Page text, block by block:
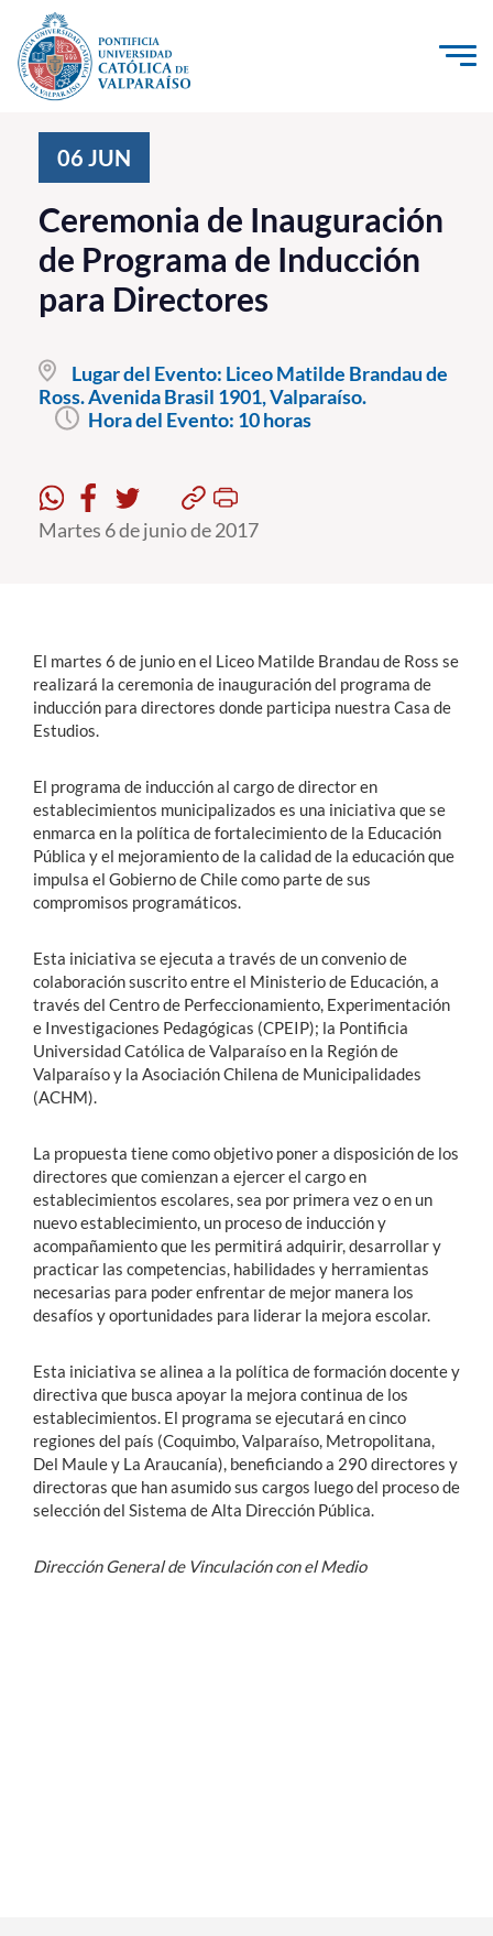
Click acá para ir directamente al contenido
Investigación, Creación e Innovación
PUCV Internacional
Vinculación con el Medio
Pregrado
Postgrado
Formación Continua
Alumni
06 JUN
Ceremonia de Inauguración
de Programa de Inducción
para Directores
Lugar del Evento: Liceo Matilde Brandau de
Ross. Avenida Brasil 1901, Valparaíso.
Hora del Evento: 10 horas
Martes 6 de junio de 2017
El martes 6 de junio en el Liceo Matilde Brandau de Ross se
realizará la ceremonia de inauguración del programa de
inducción para directores donde participa nuestra Casa de
Estudios.
El programa de inducción al cargo de director en
establecimientos municipalizados es una iniciativa que se
enmarca en la política de fortalecimiento de la Educación
Pública y el mejoramiento de la calidad de la educación que
impulsa el Gobierno de Chile como parte de sus
compromisos programáticos.
Esta iniciativa se ejecuta a través de un convenio de
colaboración suscrito entre el Ministerio de Educación, a
través del Centro de Perfeccionamiento, Experimentación
e Investigaciones Pedagógicas (CPEIP); la Pontificia
Universidad Católica de Valparaíso en la Región de
Valparaíso y la Asociación Chilena de Municipalidades
(ACHM).
La propuesta tiene como objetivo poner a disposición de los
directores que comienzan a ejercer el cargo en
establecimientos escolares, sea por primera vez o en un
nuevo establecimiento, un proceso de inducción y
acompañamiento que les permitirá adquirir, desarrollar y
practicar las competencias, habilidades y herramientas
necesarias para poder enfrentar de mejor manera los
desafíos y oportunidades para liderar la mejora escolar.
Esta iniciativa se alinea a la política de formación docente y
directiva que busca apoyar la mejora continua de los
establecimientos. El programa se ejecutará en cinco
regiones del país (Coquimbo, Valparaíso, Metropolitana,
Del Maule y La Araucanía), beneficiando a 290 directores y
directoras que han asumido sus cargos luego del proceso de
selección del Sistema de Alta Dirección Pública.
Dirección General de Vinculación con el Medio